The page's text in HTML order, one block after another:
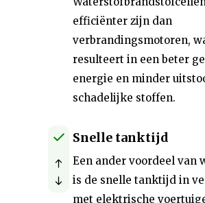
efficiënter zijn dan
verbrandingsmotoren,
resulteert in een beter
energie en minder
schadelijke stoffen.
Snelle tanktijd
Een ander voordeel van
is de snelle tanktijd in
met elektrische